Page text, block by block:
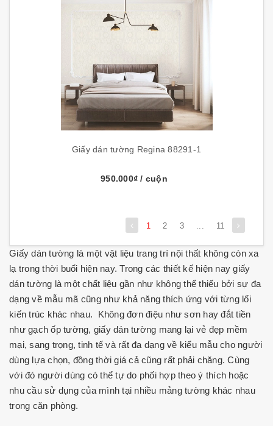
Giấy dán tường Regina 88291-1
950.000₫/ cuộn
1 2 3 ... 11
Giấy dán tường là một vật liệu trang trí nội thất không còn xa
lạ trong thời buổi hiện nay. Trong các thiết kế hiện nay giấy
dán tường là một chất liệu gần như không thể thiếu bởi sự đa
dạng về mẫu mã cũng như khả năng thích ứng với từng lối
kiến trúc khác nhau. Không đơn điệu như sơn hay đắt tiền
như gạch ốp tường, giấy dán tường mang lại vẻ đẹp mềm
mại, sang trọng, tinh tế và rất đa dạng về kiểu mẫu cho người
dùng lựa chọn, đồng thời giá cả cũng rất phải chăng. Cùng
với đó người dùng có thể tự do phối hợp theo ý thích hoặc
nhu cầu sử dụng của mình tại nhiều mảng tường khác nhau
trong căn phòng.